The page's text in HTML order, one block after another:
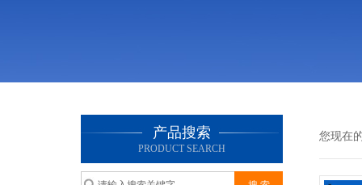
产品搜索
PRODUCT SEARCH
您现在